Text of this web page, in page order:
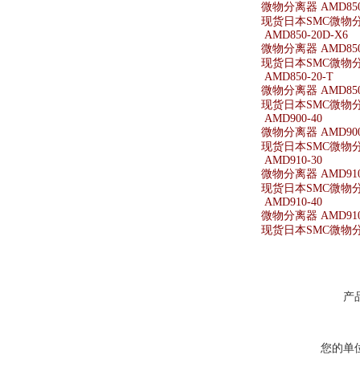
微物分离器
现货日本SMC微物
AMD850-20D-X6
微物分离器
现货日本SMC微物
AMD850-20-T
微物分离器
现货日本SMC微物
AMD900-40
微物分离器
现货日本SMC微物
AMD910-30
微物分离器
现货日本SMC微物
AMD910-40
微物分离器
现货日本SMC微物
产
您的单